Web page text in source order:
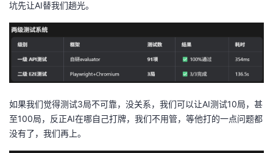
坑先让AI替我们趟光。
如果我们觉得测试3局不可靠，没关系，我们可以让AI测试10局，甚
至100局，反正AI在哪自己打牌，我们不用管，等他打的一点问题都
没有了，我们再上。